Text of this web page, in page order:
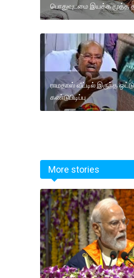
பொதுவுடமை இயக்க மூத்த
ராமதாஸ் வீட்டில் இருந்த ஒட்டு
கண்டுபிடிப்பு
More stories